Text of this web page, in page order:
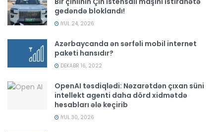
gedəndə bloklandı!
İYUL 24, 2026
Azərbaycanda ən sərfəli mobil internet
paketi hansıdır?
DEKABR 16, 2022
OpenAI təsdiqlədi: Nəzarətdən çıxan süni
intellekt agenti daha dörd xidmətdə
hesabları ələ keçirib
İYUL 30, 2026